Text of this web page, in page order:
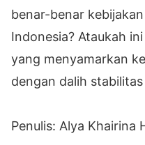
benar-benar
Indonesia? Ataukah
yang menyamarkan
dengan dalih
Penulis: Alya Khairina